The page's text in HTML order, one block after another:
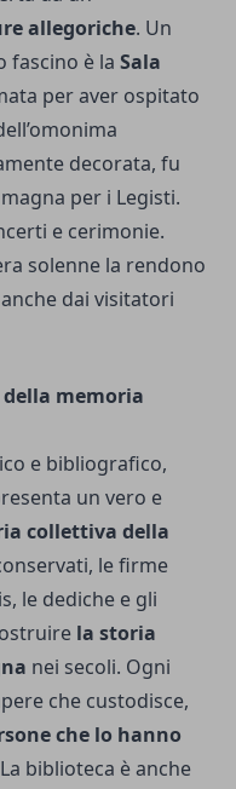
allegoriche. Un
fascino è la Sala
per aver ospitato
decorata, fu
per i Legisti.
e cerimonie.
solenne la rendono
dai visitatori
memoria
e bibliografico,
un vero e
collettiva della
le firme
le dediche e gli
la storia
nei secoli. Ogni
che custodisce,
che lo hanno
biblioteca è anche